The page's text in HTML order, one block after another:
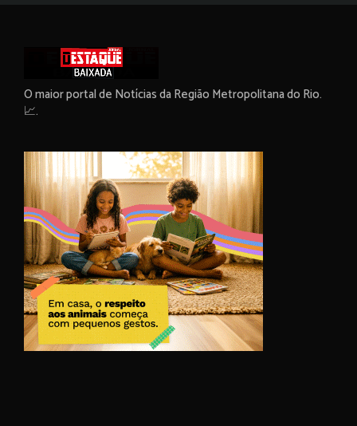
O maior portal de Notícias da Região Metropolitana do Rio.
📈.